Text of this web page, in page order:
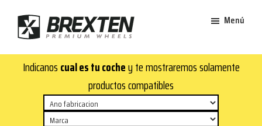
contenido
principal
de
página
Brexten
aluminio
premium
¡En
Brexten.com
encontrarás
Menú
Indicanos cual es tu cochey te mostraremos solamente
productos compatibles